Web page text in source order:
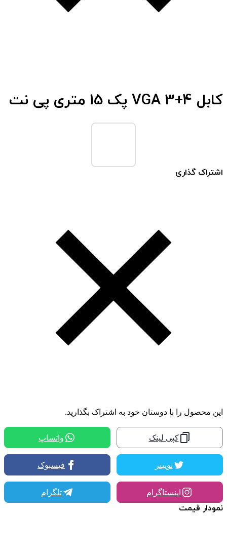
کابل VGA 3+4 پک 15 متری پی نت
اشتراک گذاری
این محصول را با دوستان خود به اشتراک بگذارید.
کپی لینک واتساپ
توییتر فیسبوک
اینستاگرام تلگرام
نمودار قیمت